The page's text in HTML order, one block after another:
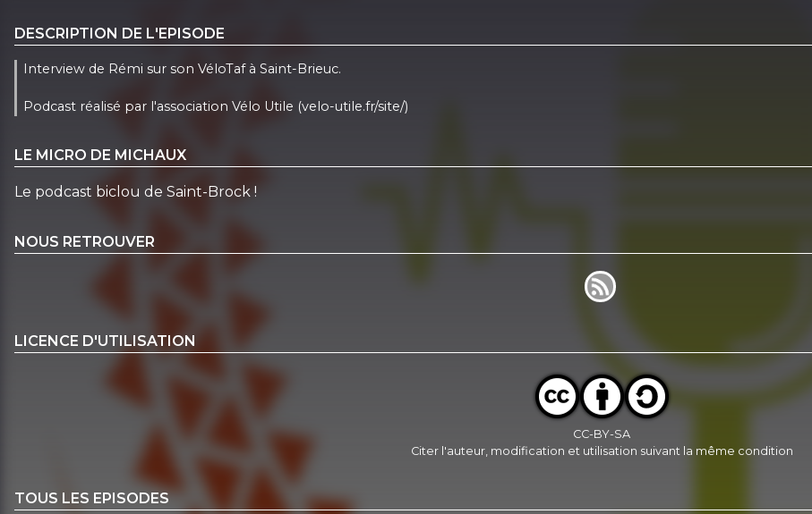
DESCRIPTION DE L'EPISODE
Interview de Rémi sur son VéloTaf à Saint-Brieuc.
Podcast réalisé par l'association Vélo Utile (velo-utile.fr/site/)
LE MICRO DE MICHAUX
Le podcast biclou de Saint-Brock !
NOUS RETROUVER
LICENCE D'UTILISATION
CC-BY-SA
Citer l'auteur, modification et utilisation suivant la même condition
TOUS LES EPISODES